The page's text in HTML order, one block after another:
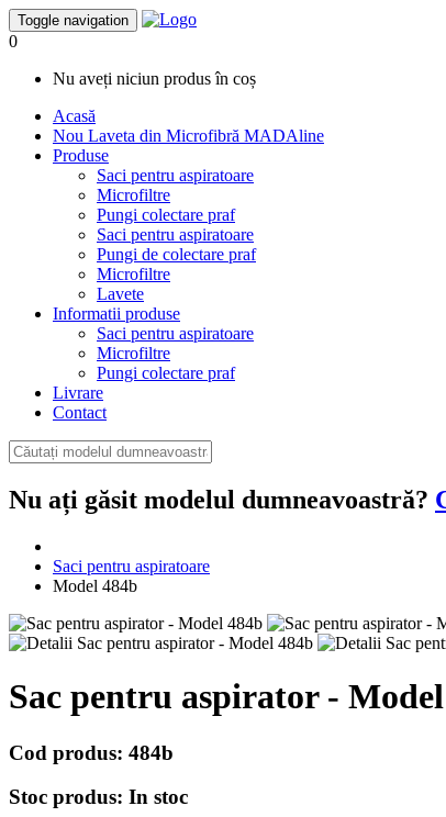
Toggle navigation
0
Nu aveți niciun produs în coș
Acasă
Nou Laveta din Microfibră MADAline
Produse
Saci pentru aspiratoare
Microfiltre
Pungi colectare praf
Saci pentru aspiratoare
Pungi de colectare praf
Microfiltre
Lavete
Informatii produse
Saci pentru aspiratoare
Microfiltre
Pungi colectare praf
Livrare
Contact
Nu ați găsit modelul dumneavoastră?
Saci pentru aspiratoare
Model 484b
Sac pentru aspirator -
Cod produs: 484b
Stoc produs: In stoc